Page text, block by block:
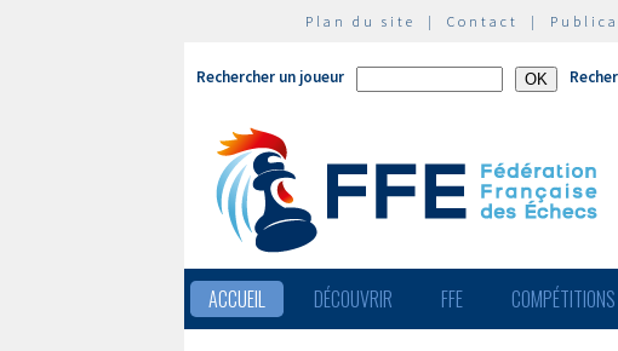
Plan du site | Contact |
Rechercher un joueur
ACCUEIL DÉCOUVRIR FFE COMPÉTITIONS